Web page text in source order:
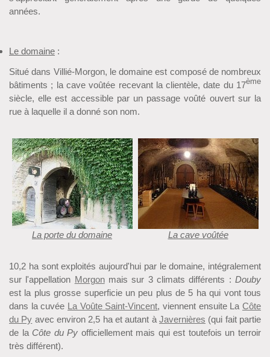
années.
Le domaine :
Situé dans Villié-Morgon, le domaine est composé de nombreux
bâtiments ; la cave voûtée recevant la clientèle, date du 17ème
siècle, elle est accessible par un passage voûté ouvert sur la
rue à laquelle il a donné son nom.
La porte du domaine La cave voûtée
10,2 ha sont exploités aujourd'hui par le domaine, intégralement
sur l'appellation Morgonmais sur 3 climats différents :Douby
est la plus grosse superficie un peu plus de 5 ha qui vont tous
dans la cuvée La Voûte Saint-Vincent, viennent ensuite LaCôte
du Py avec environ 2,5 ha et autant àJavernières (qui fait partie
de la Côte du Py officiellement mais qui est toutefois un terroir
très différent).